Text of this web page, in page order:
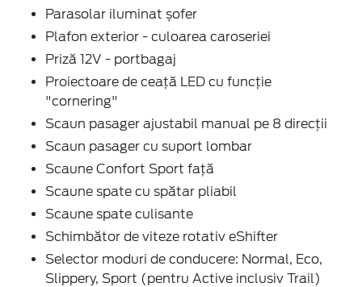
Parasolar iluminat șofer
Plafon exterior - culoarea caroseriei
Priză 12V - portbagaj
Proiectoare de ceață LED cu funcție
"cornering"
Scaun pasager ajustabil manual pe 8 direcții
Scaun pasager cu suport lombar
Scaune Confort Sport față
Scaune spate cu spătar pliabil
Scaune spate culisante
Schimbător de viteze rotativ eShifter
Selector moduri de conducere: Normal, Eco,
Slippery, Sport (pentru Active inclusiv Trail)